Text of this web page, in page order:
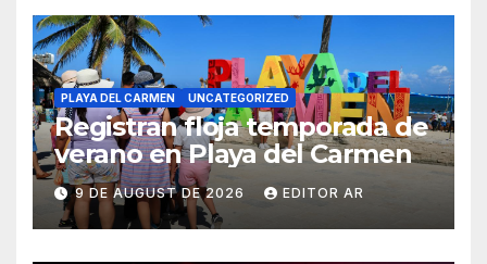
PLAYA DEL CARMEN UNCATEGORIZED
Registran floja temporada de
verano en Playa del Carmen
9 DE AUGUST DE 2026 EDITOR AR